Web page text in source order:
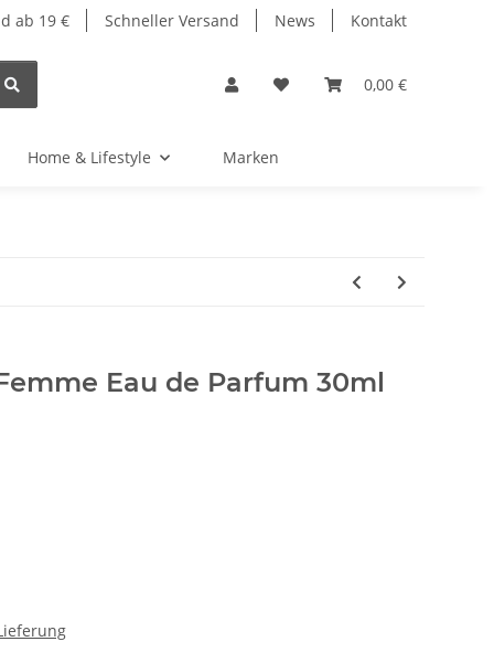
ab 19 € Schneller Versand News Kontakt
0,00 €
Home & Lifestyle Marken
Eau de Parfum 30ml